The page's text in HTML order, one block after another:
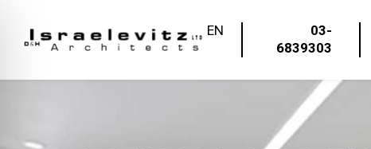
03-
6839303
EN